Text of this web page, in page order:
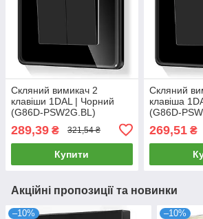
Скляний вимикач 2
клавіши 1DAL | Чорний
(G86D-PSW2G.BL)
289,39 ₴ 321,54 ₴
Купити
Скляний
клавіша
(G86D-
269,51₴
Акційні пропозиції та новинки
–10% –10%